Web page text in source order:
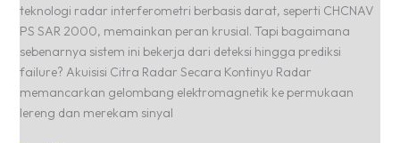
teknologi radar interferometri berbasis darat, seperti CHCNAV
PS SAR 2000, memainkan peran krusial. Tapi bagaimana
sebenarnya sistem ini bekerja dari deteksi hingga prediksi
failure? Akuisisi Citra Radar Secara Kontinyu Radar
memancarkan gelombang elektromagnetik ke permukaan
lereng dan merekam sinyal